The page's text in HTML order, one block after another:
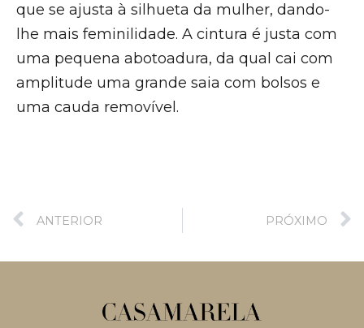
que se ajusta à silhueta da mulher, dando-
lhe mais feminilidade. A cintura é justa com
uma pequena abotoadura, da qual cai com
amplitude uma grande saia com bolsos e
uma cauda removível.
ANTERIOR PRÓXIMO